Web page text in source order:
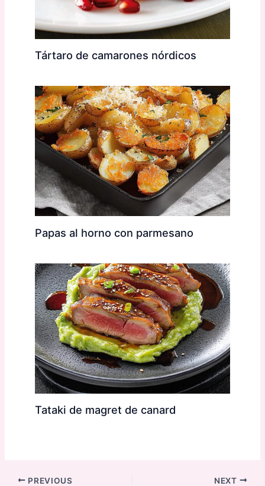
Tártaro de camarones nórdicos
Papas al horno con parmesano
Tataki de magret de canard
PREVIOUS NEXT